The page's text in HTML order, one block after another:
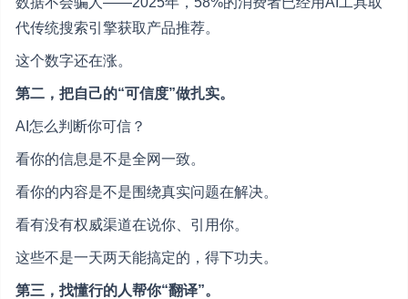
代传统搜索引擎获取产品推荐。
这个数字还在涨。
第二，把自己的“可信度”做扎实。
AI怎么判断你可信？
看你的信息是不是全网一致。
看你的内容是不是围绕真实问题在解决。
看有没有权威渠道在说你、引用你。
这些不是一天两天能搞定的，得下功夫。
第三，找懂行的人帮你“翻译”。